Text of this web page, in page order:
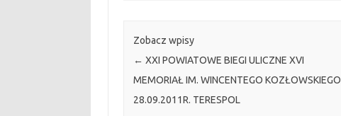
Zobacz wpisy
← XXI POWIATOWE BIEGI ULICZNE XVI
MEMORIAŁ IM. WINCENTEGO KOZŁOWSKIEGO
28.09.2011R. TERESPOL